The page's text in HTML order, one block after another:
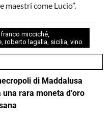
maestri come Lucio”.
micciché,
, roberto lagalla, sicilia, vino
di Maddalusa
rara moneta d’oro